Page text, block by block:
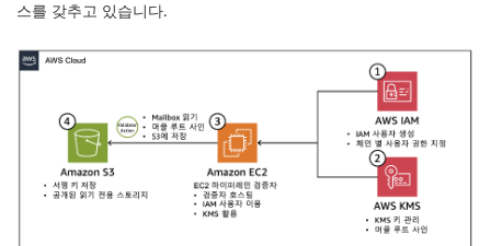
스를 갖추고 있습니다.